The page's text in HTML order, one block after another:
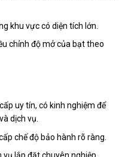
khu vực có diện tích lớn.
chỉnh độ mở của bạt theo
uy tín, có kinh nghiệm để
dịch vụ.
chế độ bảo hành rõ ràng.